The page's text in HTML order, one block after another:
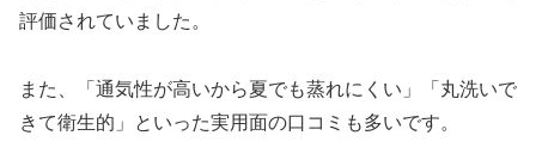
評価されていました。
また、「通気性が高いから夏でも蒸れにくい」「丸洗いで
きて衛生的」といった実用面の口コミも多いです。